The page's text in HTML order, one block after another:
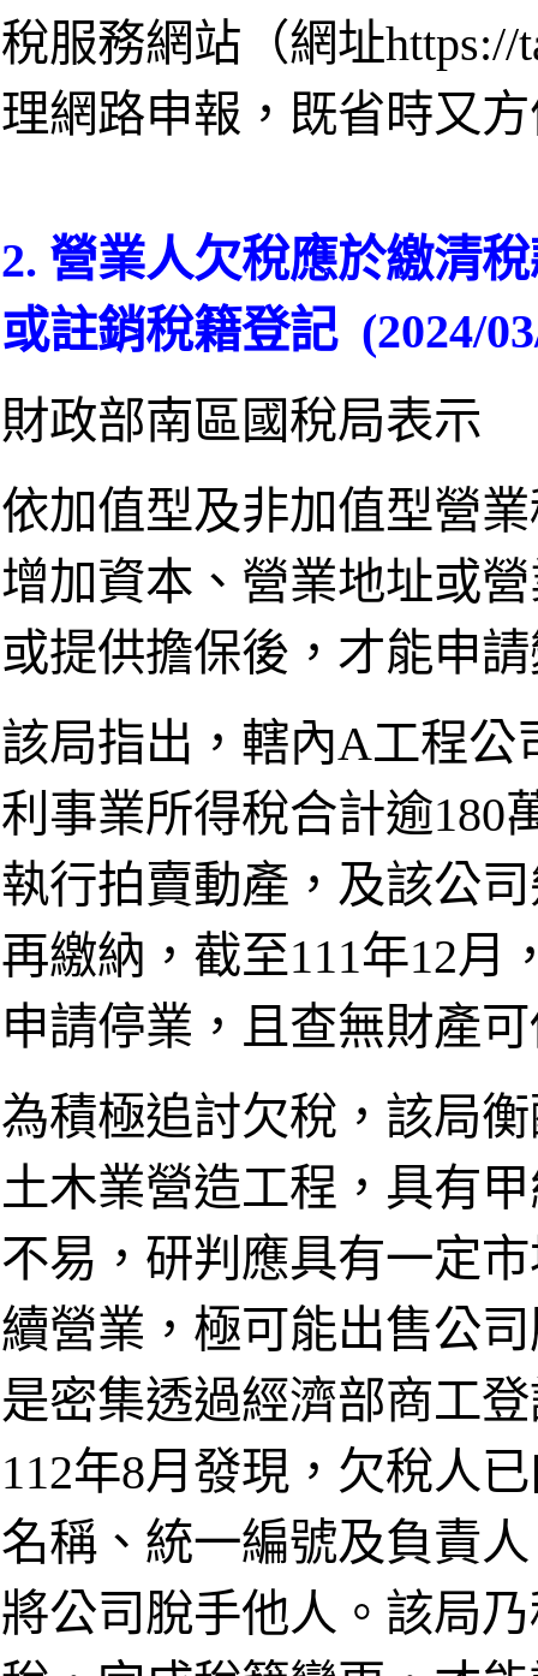
稅服務網站（網址https://
理網路申報，既省時又
2. 營業人欠稅應於繳清
或註銷稅籍登記 (2024/
財政部南區國稅局表示
依加值型及非加值型營
增加資本、營業地址或
或提供擔保後，才能申
該局指出，轄內A工程公
利事業所得稅合計逾180
執行拍賣動產，及該公
再繳納，截至111年12月
申請停業，且查無財產
為積極追討欠稅，該局
土木業營造工程，具有
不易，研判應具有一定
續營業，極可能出售公
是密集透過經濟部商工
112年8月發現，欠稅人
名稱、統一編號及負責
將公司脫手他人。該局